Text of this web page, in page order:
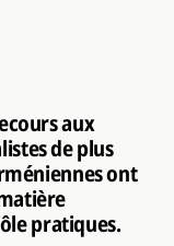
aux
de plus
ont
pratiques.